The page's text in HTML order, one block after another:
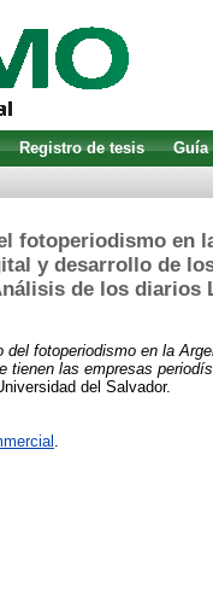
Registro de tesis Guía
fotoperiodismo en
y desarrollo de
de los diarios
fotoperiodismo en la
tienen las empresas
del Salvador.
.